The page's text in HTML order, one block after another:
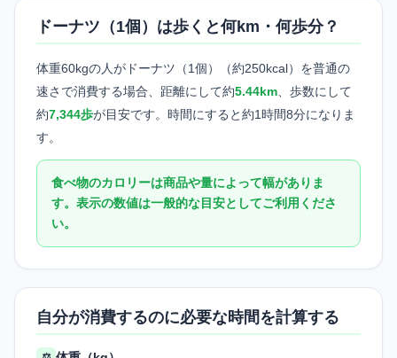
ドーナツ（1個）は歩くと何km・何歩分？
体重60kgの人がドーナツ（1個）（約250kcal）を普通の
速さで消費する場合、距離にして約5.44km 、歩数にして
約7,344歩が目安です。時間にすると約1時間8分になりま
す。
食べ物のカロリーは商品や量によって幅がありま
す。表示の数値は一般的な目安としてご利用くださ
い。
自分が消費するのに必要な時間を計算する